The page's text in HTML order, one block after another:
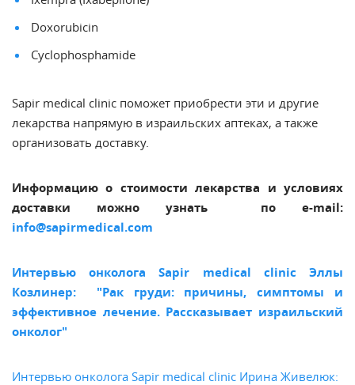
Doxorubicin
Cyclophosphamide
Sapir medical clinic поможет приобрести эти и другие
лекарства напрямую в израильских аптеках, а также
организовать доставку.
Информацию о стоимости лекарства и условиях
доставки можно узнать по e-mail:
info@sapirmedical.com
Интервью онколога Sapir medical clinic Эллы
Козлинер: "Рак груди: причины, симптомы и
эффективное лечение. Рассказывает израильский
онколог"
Интервью онколога Sapir medical clinic Ирина Живелюк: